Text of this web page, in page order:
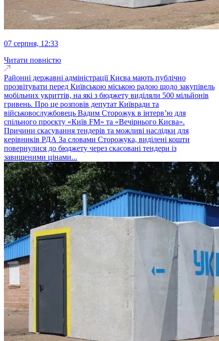
07 серпня, 12:33
Читати повністю
Районні державні адміністрації Києва мають публічно
прозвітувати перед Київською міською радою щодо закупівель
мобільних укриттів, на які з бюджету виділяли 500 мільйонів
гривень. Про це розповів депутат Київради та
військовослужбовець Вадим Сторожук в інтерв’ю для
спільного проєкту «Київ FM» та «Вечірнього Києва».
Причини скасування тендерів та можливі наслідки для
керівників РДА За словами Сторожука, виділені кошти
повернулися до бюджету через скасовані тендери із
завищеними цінами...